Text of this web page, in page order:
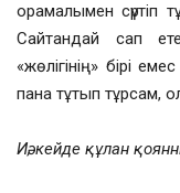
орамалымен сүртіп
Сайтандай сап
«жөлігінің» бірі
пана тұтып тұрсам,
Иә, кейде құлан